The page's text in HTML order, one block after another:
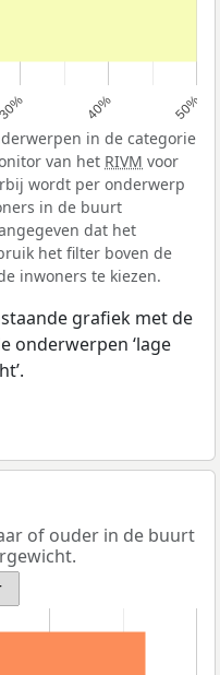
30% 40% 50%
in de categorie
van het RIVM voor
wordt per onderwerp
in de buurt
dat het
het filter boven de
inwoners te kiezen.
grafiek met de
onderwerpen ‘lage
of ouder in de buurt